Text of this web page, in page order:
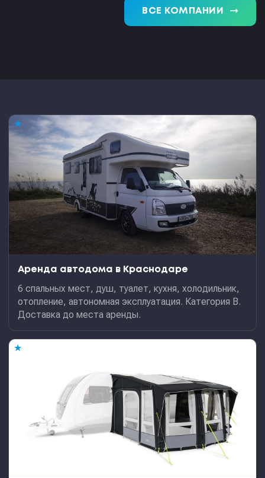
ВСЕ КОМПАНИИ trending_flat
★
Аренда автодома в Краснодаре
6 спальных мест, душ, туалет, кухня, холодильник,
отопление, автономная эксплуатация. Категория В.
Доставка до места аренды.
★